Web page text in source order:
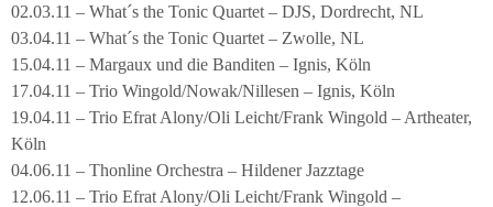
02.03.11 – What´s the Tonic Quartet – DJS, Dordrecht, NL
03.04.11 – What´s the Tonic Quartet – Zwolle, NL
15.04.11 – Margaux und die Banditen – Ignis, Köln
17.04.11 – Trio Wingold/Nowak/Nillesen – Ignis, Köln
19.04.11 – Trio Efrat Alony/Oli Leicht/Frank Wingold – Artheater,
Köln
04.06.11 – Thonline Orchestra – Hildener Jazztage
12.06.11 – Trio Efrat Alony/Oli Leicht/Frank Wingold –